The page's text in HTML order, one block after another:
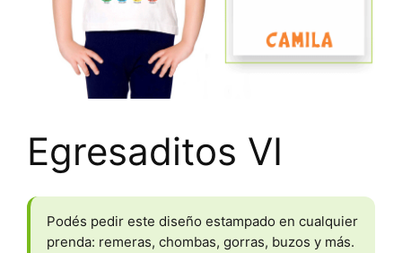
Egresaditos VI
Podés pedir este diseño estampado en cualquier
prenda: remeras, chombas, gorras, buzos y más.